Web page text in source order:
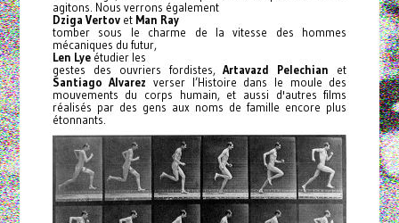
agitons. Nous verrons également
Dziga Vertovet Man Ray
tomber sous le charme de la vitesse des hommes
mécaniques du futur,
Len Lye étudier les
gestes des ouvriers fordistes,Artavazd Pelechian et
Santiago Alvarez verser l’Histoire dans le moule des
mouvements du corps humain, et aussi d'autres films
réalisés par des gens aux noms de famille encore plus
étonnants.